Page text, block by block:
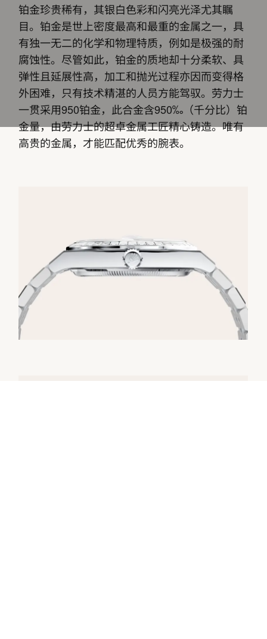
铂金珍贵稀有，其银白色彩和闪亮光泽尤其瞩
目。铂金是世上密度最高和最重的金属之一，具
有独一无二的化学和物理特质，例如是极强的耐
腐蚀性。尽管如此，铂金的质地却十分柔软、具
弹性且延展性高，加工和抛光过程亦因而变得格
外困难，只有技术精湛的人员方能驾驭。劳力士
一贯采用950铂金，此合金含950‰（千分比）铂
金量，由劳力士的超卓金属工匠精心铸造。唯有
高贵的金属，才能匹配优秀的腕表。